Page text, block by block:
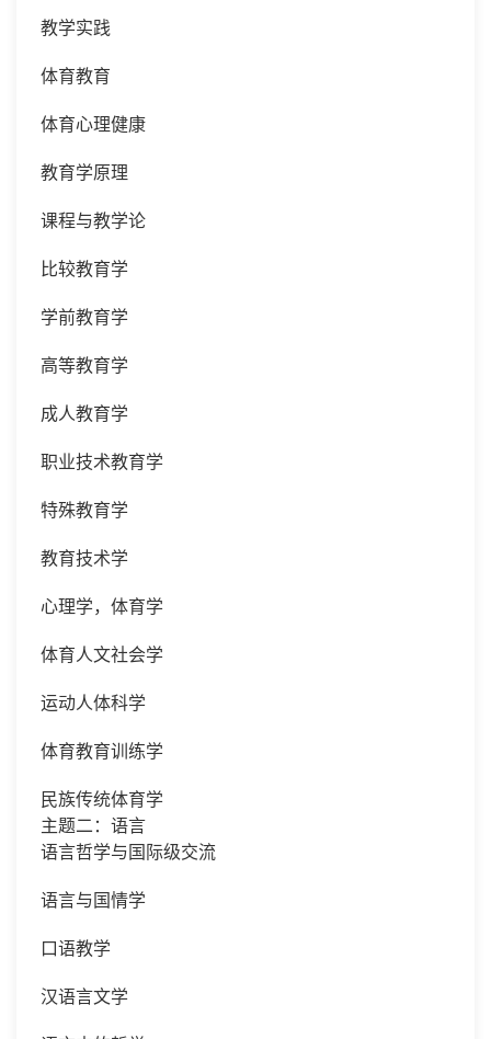
教学实践
体育教育
体育心理健康
教育学原理
课程与教学论
比较教育学
学前教育学
高等教育学
成人教育学
职业技术教育学
特殊教育学
教育技术学
心理学，体育学
体育人文社会学
运动人体科学
体育教育训练学
民族传统体育学
主题二：语言
语言哲学与国际级交流
语言与国情学
口语教学
汉语言文学